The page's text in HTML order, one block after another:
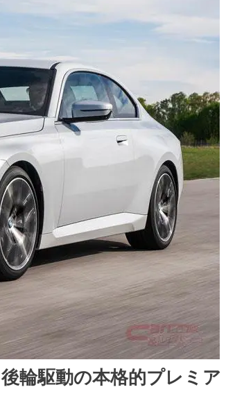
輪駆動の本格的プレミア